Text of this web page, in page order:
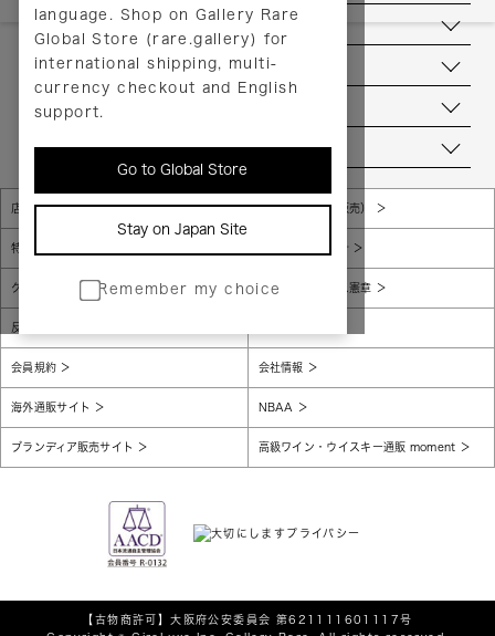
language. Shop on Gallery Rare
Global Store (rare.gallery) for
international shipping, multi-
currency checkout and English
support.
Go to Global Store
Stay on Japan Site
Remember my choice
ヘルプ
お問い合わせ
当店について
店舗一覧 販売規約（店頭販売）
特定商取引法に基づく表示 個人情報保護方針
グローバルプライバシーポリシー コンプライアンス憲章
反社会的勢力に対する基本方針
会員規約 会社情報
海外通販サイト NBAA
ブランディア販売サイト 高級ワイン・ウイスキー通販 moment
【古物商許可】大阪府公安委員会 第621111601117号